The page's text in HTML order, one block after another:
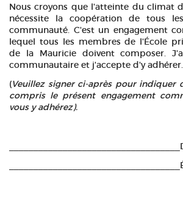
Nous croyons que l'atteinte du climat
nécessite la coopération de tous
communauté. C'est un engagement
lequel tous les membres de l'École
de la Mauricie doivent composer.
communautaire et j'accepte d'y adhérer.
(Veuillez signer ci-après pour indiquer
compris le présent engagement
vous y adhérez).